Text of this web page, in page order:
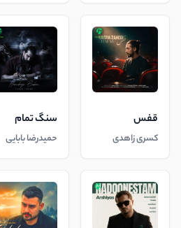
قفس
کسری زاهدی
سنگ تمام
حمیدرضا بابایی